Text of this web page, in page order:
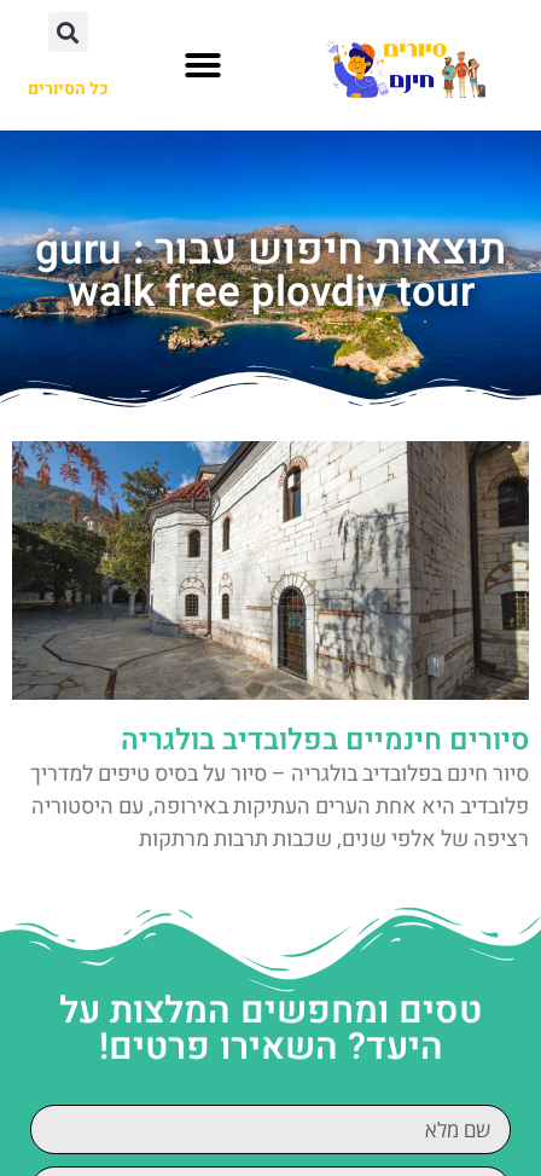
כל הסיורים
תוצאות חיפוש עבור : guru
walk free plovdiv tour
סיורים חינמיים בפלובדיב בולגריה
סיור חינם בפלובדיב בולגריה – סיור על בסיס טיפים למדריך
פלובדיב היא אחת הערים העתיקות באירופה, עם היסטוריה
רציפה של אלפי שנים, שכבות תרבות מרתקות
טסים ומחפשים המלצות על
היעד? השאירו פרטים!